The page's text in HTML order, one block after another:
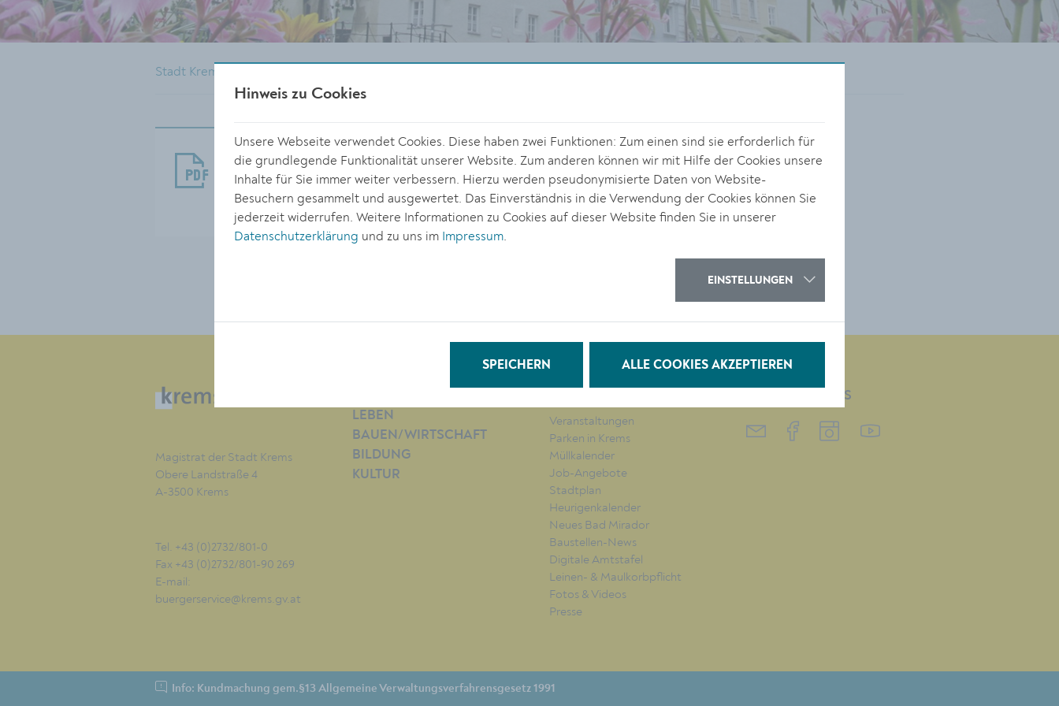
Stadt Krems
ARchiv_Mitteilungendocx.pdf
448.34 KB
DOWNLOAD
Magistrat der Stadt Krems
Obere Landstraße 4
A-3500 Krems
Tel. +43 (0)2732/801-0
Fax +43 (0)2732/801-90 269
E-mail:
buergerservice@krems.gv.at
LEBEN
BAUEN/WIRTSCHAFT
BILDUNG
KULTUR
Veranstaltungen
Parken in Krems
Müllkalender
Job-Angebote
Stadtplan
Heurigenkalender
Neues Bad Mirador
Baustellen-News
Digitale Amtstafel
Leinen- & Maulkorbpflicht
Fotos & Videos
Presse
FOLGEN SIE UNS
Info: Kundmachung gem.§13 Allgemeine Verwaltungsverfahrensgesetz 1991
Hinweis zu Cookies
Unsere Webseite verwendet Cookies. Diese haben zwei Funktionen: Zum einen sind sie erforderlich für
die grundlegende Funktionalität unserer Website. Zum anderen können wir mit Hilfe der Cookies unsere
Inhalte für Sie immer weiter verbessern. Hierzu werden pseudonymisierte Daten von Website-
Besuchern gesammelt und ausgewertet. Das Einverständnis in die Verwendung der Cookies können Sie
jederzeit widerrufen. Weitere Informationen zu Cookies auf dieser Website finden Sie in unserer
Datenschutzerklärung und zu uns im Impressum.
EINSTELLUNGEN
SPEICHERN ALLE COOKIES AKZEPTIEREN